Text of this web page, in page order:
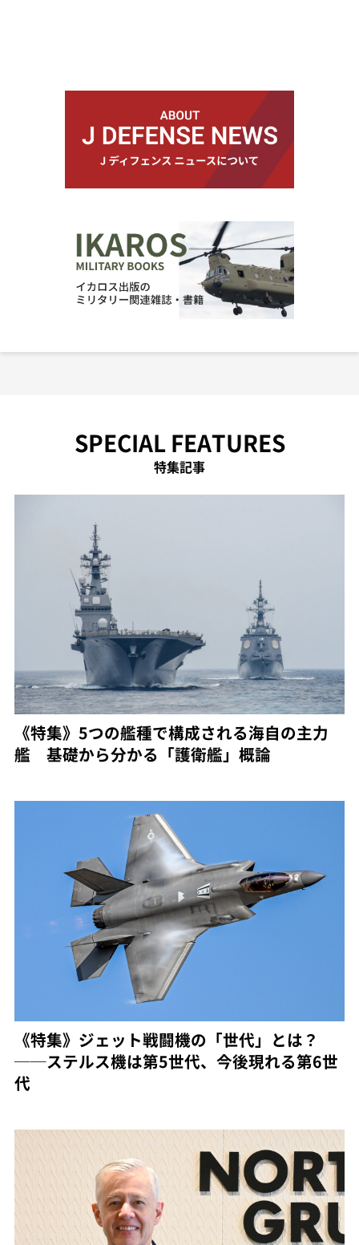
SPECIAL FEATURES
特集記事
《特集》5つの艦種で構成される海自の主力
艦 基礎から分かる「護衛艦」概論
《特集》ジェット戦闘機の「世代」とは？
──ステルス機は第5世代、今後現れる第6世
代